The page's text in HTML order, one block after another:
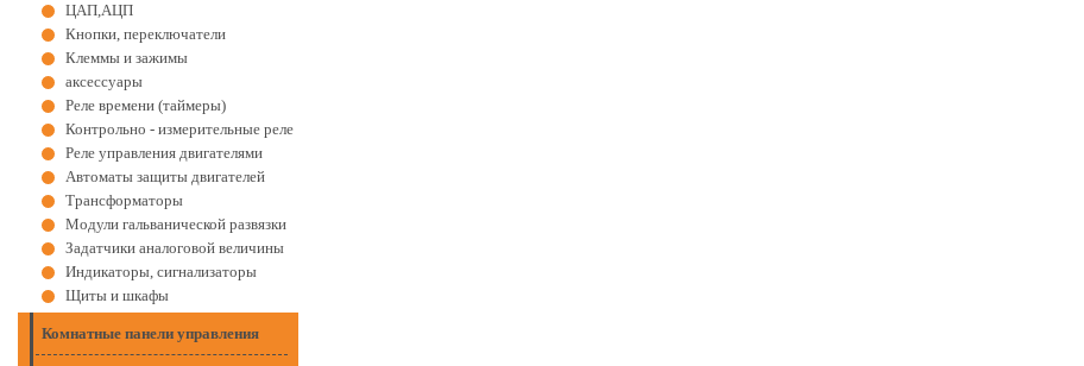
ЦАП,АЦП
Кнопки, переключатели
Клеммы и зажимы
аксессуары
Реле времени (таймеры)
Контрольно - измерительные реле
Реле управления двигателями
Автоматы защиты двигателей
Трансформаторы
Модули гальванической развязки
Задатчики аналоговой величины
Индикаторы, сигнализаторы
Щиты и шкафы
Комнатные панели управления